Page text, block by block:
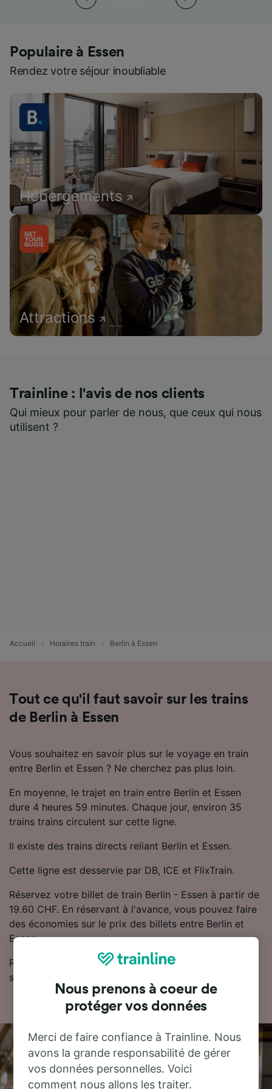
Populaire à Essen
Rendez votre séjour inoubliable
Hébergements
Attractions
Trainline : l'avis de nos clients
Qui mieux pour parler de nous, que ceux qui nous
utilisent ?
Accueil Horaires train Berlin à Essen
Tout ce qu'il faut savoir sur les trains
de Berlin à Essen
Vous souhaitez en savoir plus sur le voyage en train
entre Berlin et Essen ? Ne cherchez pas plus loin.
En moyenne, le trajet en train entre Berlin et Essen
dure 4 heures 59 minutes. Chaque jour, environ 35
trains trains circulent sur cette ligne.
Il existe des trains directs reliant Berlin et Essen.
Cette ligne est desservie par DB, ICE et FlixTrain.
Réservez votre billet de train Berlin - Essen à partir de
19.60 CHF. En réservant à l'avance, vous pouvez faire
des économies sur le prix des billets entre Berlin et
Essen.
Retrouvez les horaires et les billets de train pas chers
sur notre planificateur de voyage.
Nous prenons à coeur de
protéger vos données
Merci de faire confiance à Trainline. Nous
avons la grande responsabilité de gérer
vos données personnelles. Voici
comment nous allons les traiter.